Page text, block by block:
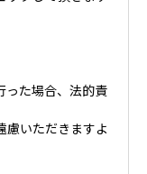
った場合、法的責
慮いただきますよ